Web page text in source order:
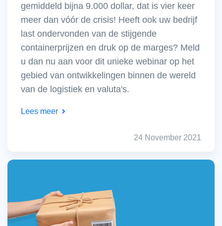
gemiddeld bijna 9.000 dollar, dat is vier keer
meer dan vóór de crisis! Heeft ook uw bedrijf
last ondervonden van de stijgende
containerprijzen en druk op de marges? Meld
u dan nu aan voor dit unieke webinar op het
gebied van ontwikkelingen binnen de wereld
van de logistiek en valuta's.
Lees meer
24 November 2021